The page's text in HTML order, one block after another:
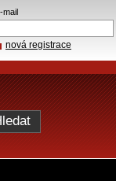
mail
nová registrace